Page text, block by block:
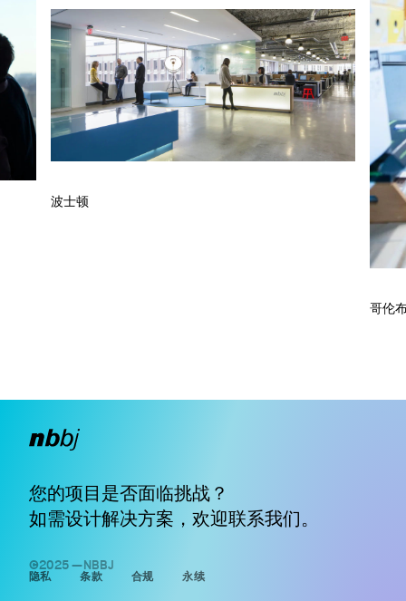
波士顿
哥伦
您的项目是否面临挑战？
如需设计解决方案，欢迎联系我们。
©2025 —NBBJ
隐私 条款 合规 永续